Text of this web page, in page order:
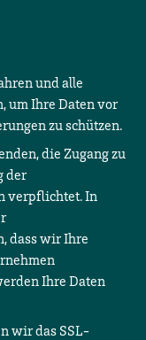
und alle
um Ihre Daten vor
zu schützen.
die Zugang zu
der
verpflichtet. In
dass wir Ihre
Ihre Daten
wir das SSL-